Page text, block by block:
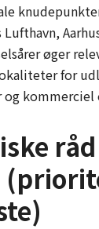
Lufthavn,
øger
for
og kommerciel